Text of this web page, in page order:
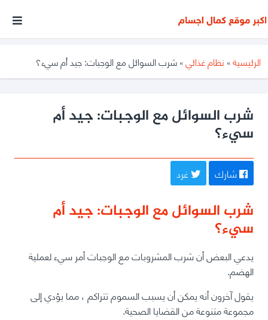
موقع
متخصص
فى
كمال
الرئيسية» نظام غذائي»شرب السوائل مع الوجبات: جيد أم سيء؟
شرب السوائل مع الوجبات: جيد أم
سيء؟
شارك غرد
شرب السوائل مع الوجبات: جيد أم
سيء؟
يدعي البعض أن شرب المشروبات مع الوجبات أمر سيء لعملية
الهضم.
يقول آخرون أنه يمكن أن يسبب السموم تتراكم ، مما يؤدي إلى
مجموعة متنوعة من القضايا الصحية.